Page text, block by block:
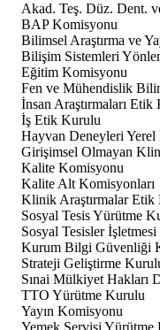
Akad. Teş. Düz. Dent.
BAP Komisyonu
Bilimsel Araştırma ve
Bilişim Sistemleri
Eğitim Komisyonu
Fen ve Mühendislik
İnsan Araştırmaları Etik
İş Etik Kurulu
Hayvan Deneyleri
Girişimsel Olmayan
Kalite Komisyonu
Kalite Alt Komisyonları
Klinik Araştırmalar Etik
Sosyal Tesis Yürütme
Sosyal Tesisler
Kurum Bilgi Güvenliği
Strateji Geliştirme
Sınai Mülkiyet Hakları
TTO Yürütme Kurulu
Yayın Komisyonu